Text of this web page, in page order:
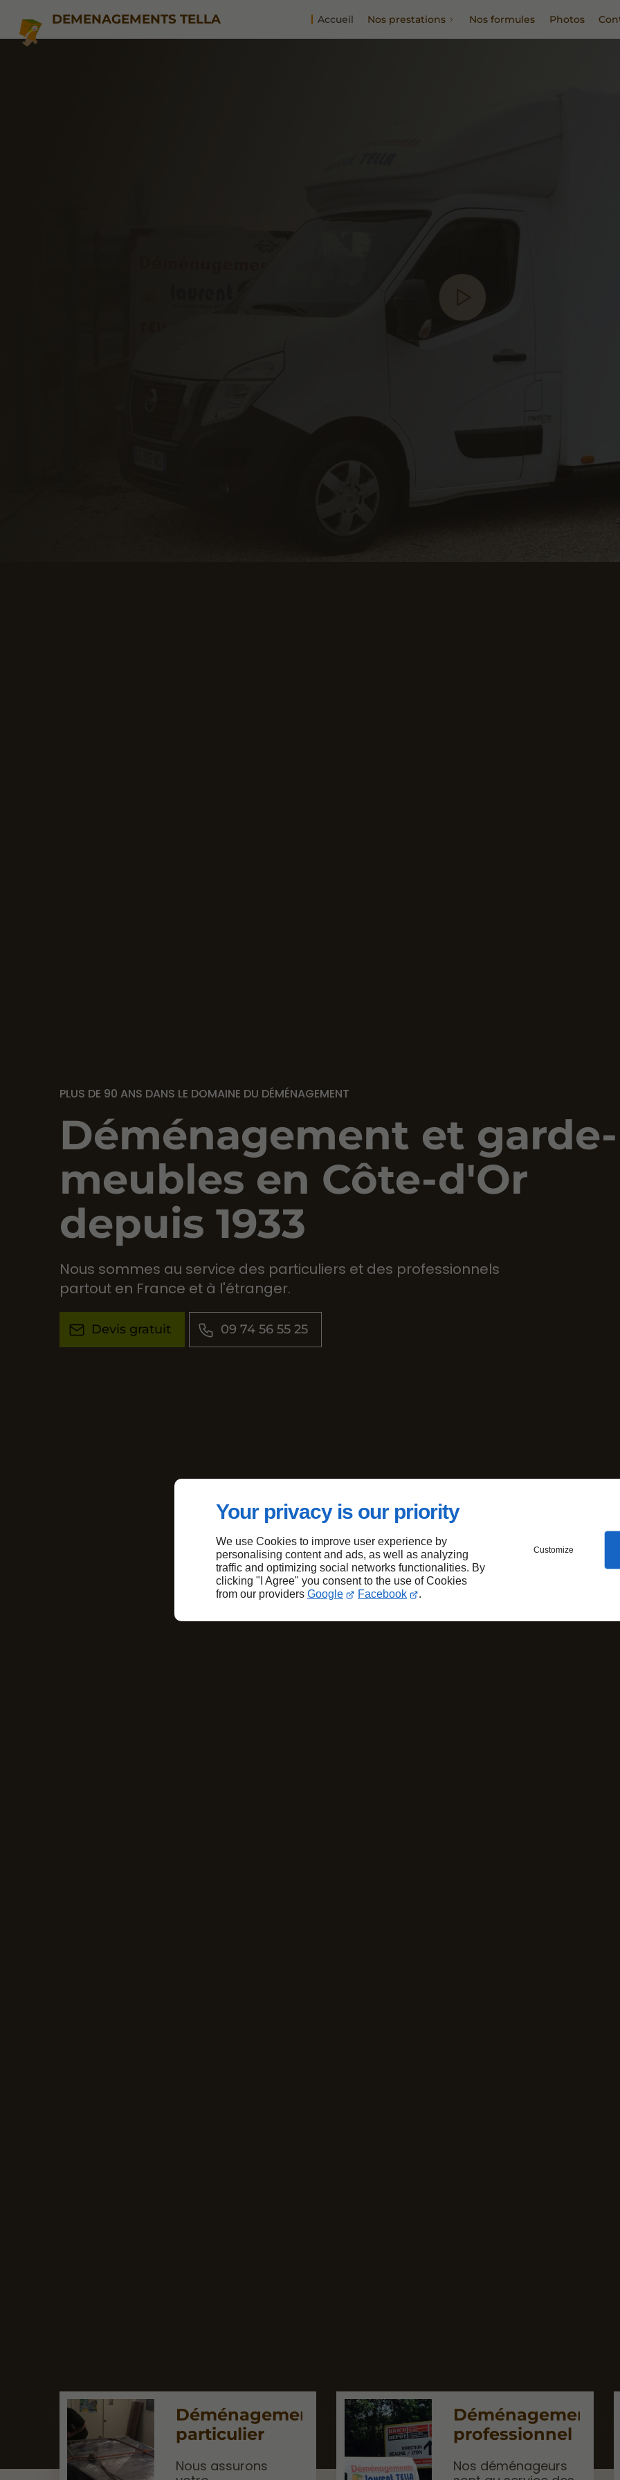
Your privacy is our priority
We use Cookies to improve user experience by
personalising content and ads, as well as analyzing
traffic and optimizing social networks functionalities. By
clicking "I Agree" you consent to the use of Cookies
from our providers Google Facebook .
Customize
DEMENAGEMENTS TELLA Accueil Nos prestations Nos formules Photos
PLUS DE 90 ANS DANS LE DOMAINE DU DÉMÉNAGEMENT
Déménagement et garde-
meubles en Côte-d'Or
depuis 1933
Nous sommes au service des particuliers et des professionnels
partout en France et à l'étranger.
Devis gratuit 09 74 56 55 25
Déménagement
particulier
Nous assurons
Déménagement
professionnel
Nos déménageurs